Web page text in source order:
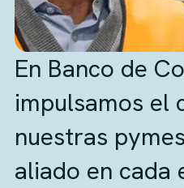
En Banco de
impulsamos el
nuestras
aliado en cada